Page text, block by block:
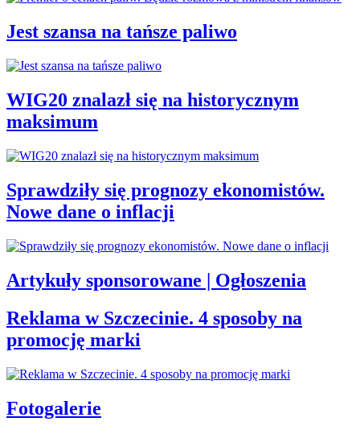
Jest szansa na tańsze paliwo
WIG20 znalazł się na historycznym
maksimum
Sprawdziły się prognozy ekonomistów.
Nowe dane o inflacji
Artykuły sponsorowane | Ogłoszenia
Reklama w Szczecinie. 4 sposoby na
promocję marki
Fotogalerie